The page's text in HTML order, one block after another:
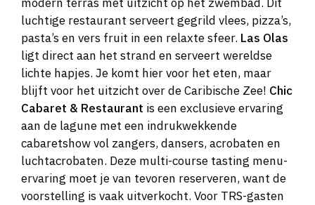
luchtige restaurant serveert gegrild vlees, pizza’s,
pasta’s en vers fruit in een relaxte sfeer. Las Olas
ligt direct aan het strand en serveert wereldse
lichte hapjes. Je komt hier voor het eten, maar
blijft voor het uitzicht over de Caribische Zee! Chic
Cabaret & Restaurant is een exclusieve ervaring
aan de lagune met een indrukwekkende
cabaretshow vol zangers, dansers, acrobaten en
luchtacrobaten. Deze multi-course tasting menu-
ervaring moet je van tevoren reserveren, want de
voorstelling is vaak uitverkocht. Voor TRS-gasten